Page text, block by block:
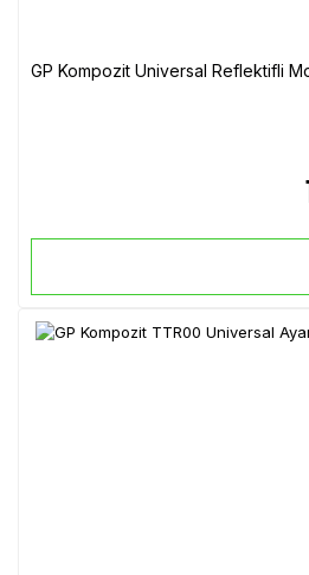
GP Kompozit Universal Reflektifli